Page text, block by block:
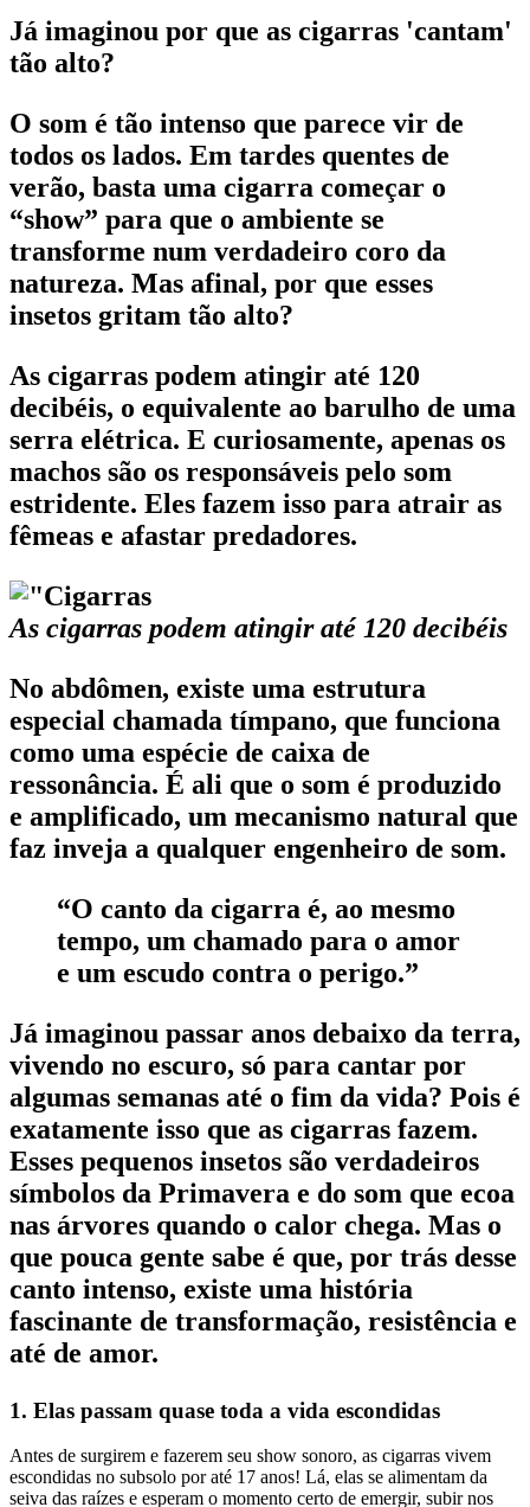
Já imaginou por que as cigarras 'cantam'
tão alto?
O som é tão intenso que parece vir de
todos os lados. Em tardes quentes de
verão, basta uma cigarra começar o
“show” para que o ambiente se
transforme num verdadeiro coro da
natureza. Mas afinal, por que esses
insetos gritam tão alto?
As cigarras podem atingir até 120
decibéis, o equivalente ao barulho de uma
serra elétrica. E curiosamente, apenas os
machos são os responsáveis pelo som
estridente. Eles fazem isso para atrair as
fêmeas e afastar predadores.
As cigarras podem atingir até 120 decibéis
No abdômen, existe uma estrutura
especial chamada tímpano, que funciona
como uma espécie de caixa de
ressonância. É ali que o som é produzido
e amplificado, um mecanismo natural que
faz inveja a qualquer engenheiro de som.
“O canto da cigarra é, ao mesmo
tempo, um chamado para o amor
e um escudo contra o perigo.”
Já imaginou passar anos debaixo da terra,
vivendo no escuro, só para cantar por
algumas semanas até o fim da vida? Pois é
exatamente isso que as cigarras fazem.
Esses pequenos insetos são verdadeiros
símbolos da Primavera e do som que ecoa
nas árvores quando o calor chega. Mas o
que pouca gente sabe é que, por trás desse
canto intenso, existe uma história
fascinante de transformação, resistência e
até de amor.
1. Elas passam quase toda a vida escondidas
Antes de surgirem e fazerem seu show sonoro, as cigarras vivem
escondidas no subsolo por até 17 anos! Lá, elas se alimentam da
seiva das raízes e esperam o momento certo de emergir, subir nos